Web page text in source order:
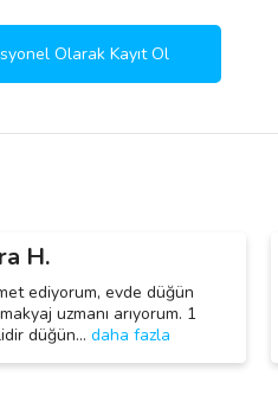
Olarak Kayıt Ol
H.
ediyorum, evde düğün
uzmanı arıyorum. 1
düğün… daha fazla